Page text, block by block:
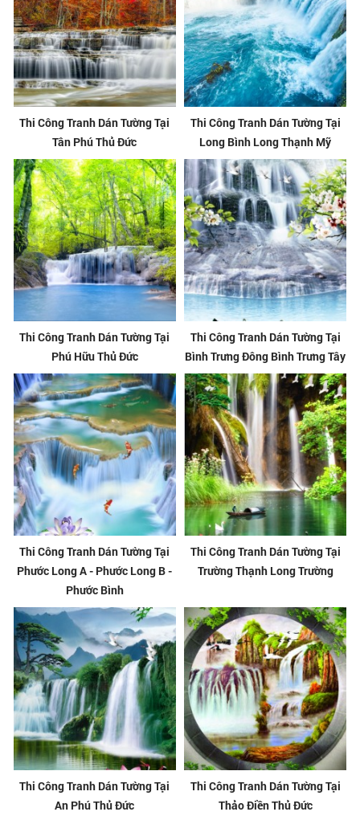
Thi Công Tranh Dán Tường Tại
Tân Phú Thủ Đức
Thi Công Tranh Dán Tường Tại
Long Bình Long Thạnh Mỹ
Thi Công Tranh Dán Tường Tại
Phú Hữu Thủ Đức
Thi Công Tranh Dán Tường Tại
Bình Trưng Đông Bình Trưng Tây
Thi Công Tranh Dán Tường Tại
Phước Long A - Phước Long B -
Phước Bình
Thi Công Tranh Dán Tường Tại
Trường Thạnh Long Trường
Thi Công Tranh Dán Tường Tại
An Phú Thủ Đức
Thi Công Tranh Dán Tường Tại
Thảo Điền Thủ Đức